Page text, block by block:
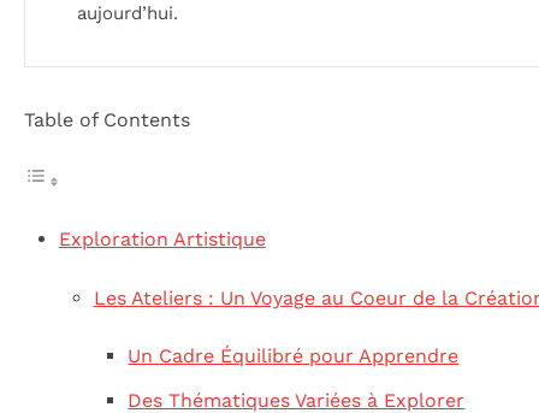
aujourd’hui.
Table of Contents
Exploration Artistique
Les Ateliers : Un Voyage au Coeur de la
Un Cadre Équilibré pour Apprendre
Des Thématiques Variées à Explorer